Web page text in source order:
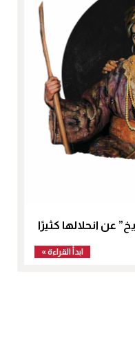
عن انحلالها كثيرًا
ابدأ القراءة »